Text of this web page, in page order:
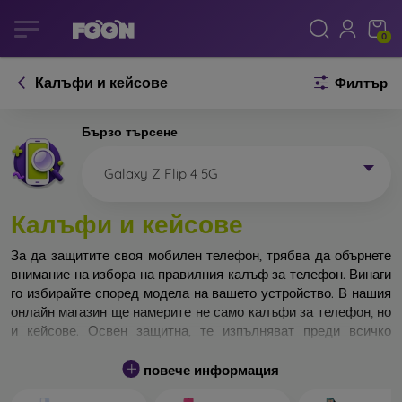
0
Калъфи и кейсове Филтър
Бързо търсене
Galaxy Z Flip 4 5G
Калъфи и кейсове
За да защитите своя мобилен телефон, трябва да обърнете
внимание на избора на правилния калъф за телефон. Винаги
го избирайте според модела на вашето устройство. В нашия
онлайн магазин ще намерите не само калъфи за телефон, но
и кейсове. Освен защитна, те изпълняват преди всичко
Кейса за телефон може да бъде наречен и заден капак. Той е
повече информация